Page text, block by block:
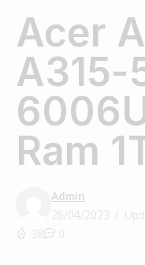
Acer
A315-
Ram
Admin
26/04/2023
38
0